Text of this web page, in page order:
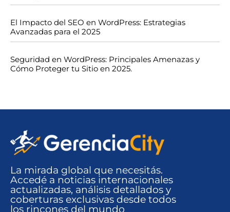
El Impacto del SEO en WordPress: Estrategias
Avanzadas para el 2025
Seguridad en WordPress: Principales Amenazas y
Cómo Proteger tu Sitio en 2025.
La mirada global que necesitás.
Accedé a noticias internacionales
actualizadas, análisis detallados y
coberturas exclusivas desde todos
los rincones del mundo​